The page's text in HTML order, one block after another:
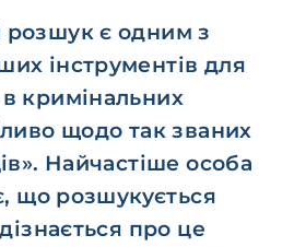
є одним з
інструментів для
кримінальних
щодо так званих
Найчастіше особа
що розшукується
про це